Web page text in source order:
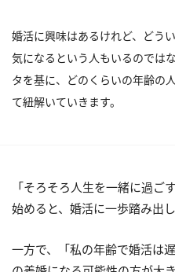
婚活に興味はあるけれど、どう
気になるという人もいるので
タを基に、どのくらいの年齢の
て紐解いていきます。
「そろそろ人生を一緒に過ご
始めると、婚活に一歩踏み出
一方で、「私の年齢で婚活は